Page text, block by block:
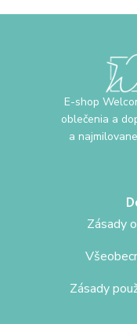
E-shop
oblečenia a
a
Zásady
Zásady